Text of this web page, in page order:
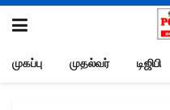
முகப்பு முதல்வர் டிஜிபி